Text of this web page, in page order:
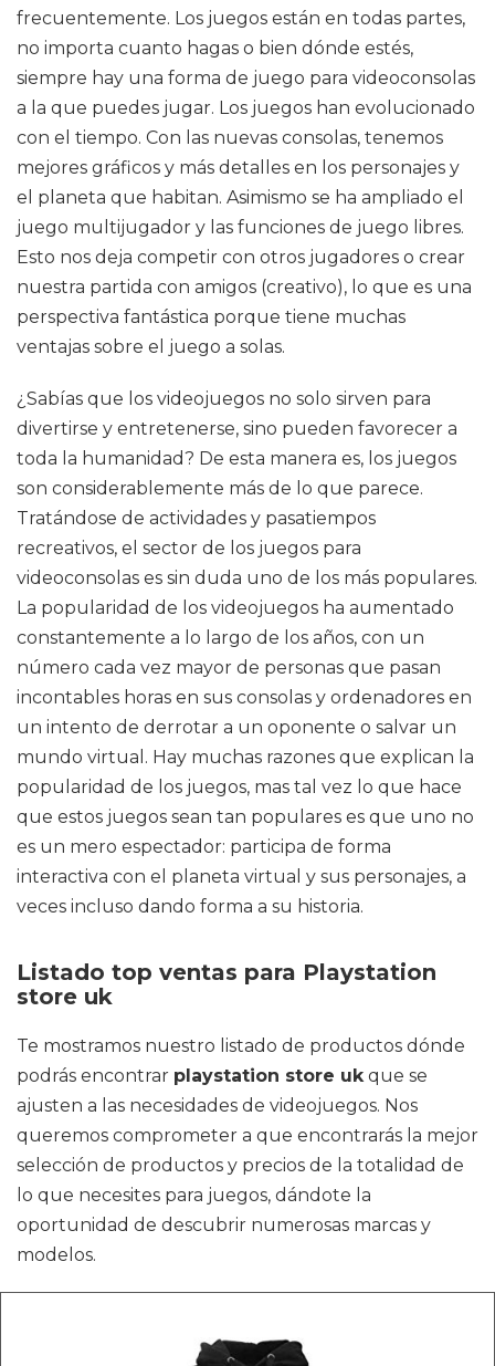
frecuentemente. Los juegos están en todas partes,
no importa cuanto hagas o bien dónde estés,
siempre hay una forma de juego para videoconsolas
a la que puedes jugar. Los juegos han evolucionado
con el tiempo. Con las nuevas consolas, tenemos
mejores gráficos y más detalles en los personajes y
el planeta que habitan. Asimismo se ha ampliado el
juego multijugador y las funciones de juego libres.
Esto nos deja competir con otros jugadores o crear
nuestra partida con amigos (creativo), lo que es una
perspectiva fantástica porque tiene muchas
ventajas sobre el juego a solas.
¿Sabías que los videojuegos no solo sirven para
divertirse y entretenerse, sino pueden favorecer a
toda la humanidad? De esta manera es, los juegos
son considerablemente más de lo que parece.
Tratándose de actividades y pasatiempos
recreativos, el sector de los juegos para
videoconsolas es sin duda uno de los más populares.
La popularidad de los videojuegos ha aumentado
constantemente a lo largo de los años, con un
número cada vez mayor de personas que pasan
incontables horas en sus consolas y ordenadores en
un intento de derrotar a un oponente o salvar un
mundo virtual. Hay muchas razones que explican la
popularidad de los juegos, mas tal vez lo que hace
que estos juegos sean tan populares es que uno no
es un mero espectador: participa de forma
interactiva con el planeta virtual y sus personajes, a
veces incluso dando forma a su historia.
Listado top ventas para Playstation
store uk
Te mostramos nuestro listado de productos dónde
podrás encontrar playstation store ukque se
ajusten a las necesidades de videojuegos. Nos
queremos comprometer a que encontrarás la mejor
selección de productos y precios de la totalidad de
lo que necesites para juegos, dándote la
oportunidad de descubrir numerosas marcas y
modelos.